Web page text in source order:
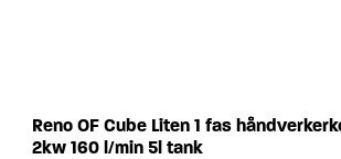
Reno OF Cube Liten 1 fas
2kw 160 l/min 5l tank